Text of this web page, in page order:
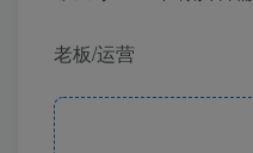
老板/运营